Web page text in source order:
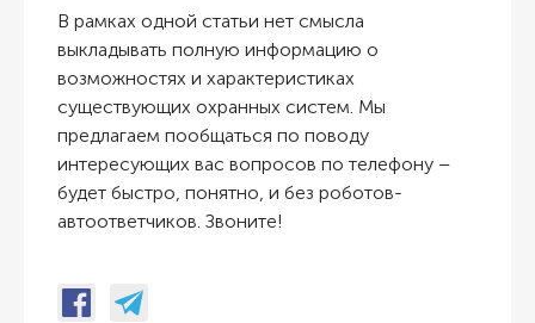
В рамках одной статьи нет смысла
выкладывать полную информацию о
возможностях и характеристиках
существующих охранных систем. Мы
предлагаем пообщаться по поводу
интересующих вас вопросов по телефону –
будет быстро, понятно, и без роботов-
автоответчиков. Звоните!